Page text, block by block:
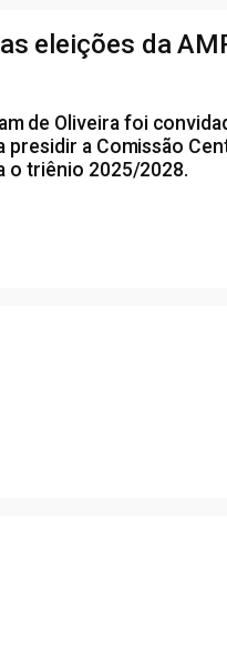
eleições da
de Oliveira foi
presidir a Comissão
o triênio 2025/2028.